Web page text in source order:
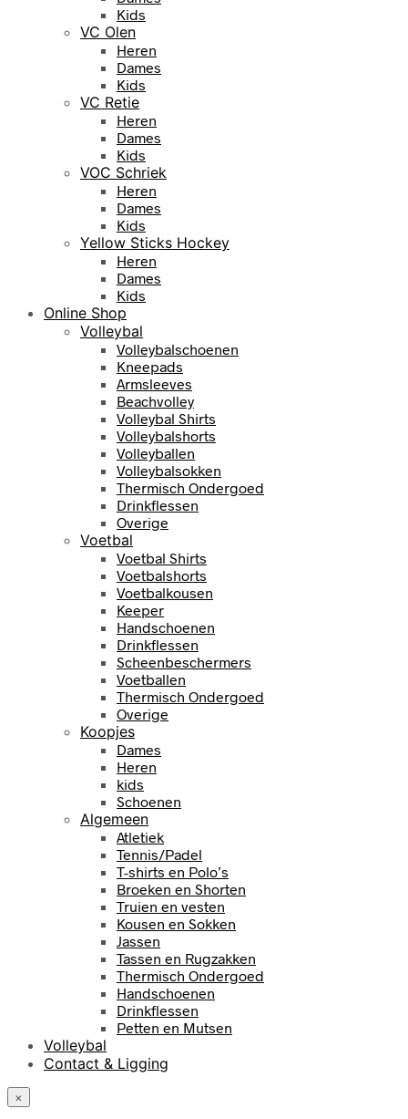
Kids
VC Olen
Heren
Dames
Kids
VC Retie
Heren
Dames
Kids
VOC Schriek
Heren
Dames
Kids
Yellow Sticks Hockey
Heren
Dames
Kids
Online Shop
Volleybal
Volleybalschoenen
Kneepads
Armsleeves
Beachvolley
Volleybal Shirts
Volleybalshorts
Volleyballen
Volleybalsokken
Thermisch Ondergoed
Drinkflessen
Overige
Voetbal
Voetbal Shirts
Voetbalshorts
Voetbalkousen
Keeper
Handschoenen
Drinkflessen
Scheenbeschermers
Voetballen
Thermisch Ondergoed
Overige
Koopjes
Dames
Heren
kids
Schoenen
Algemeen
Atletiek
Tennis/Padel
T-shirts en Polo’s
Broeken en Shorten
Truien en vesten
Kousen en Sokken
Jassen
Tassen en Rugzakken
Thermisch Ondergoed
Handschoenen
Drinkflessen
Petten en Mutsen
Volleybal
Contact & Ligging
×